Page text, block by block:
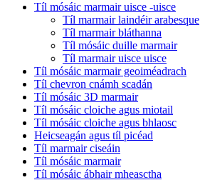
Tíl mósáic marmair uisce -uisce
Tíl marmair laindéir arabesque
Tíl marmair bláthanna
Tíl mósáic duille marmair
Tíl marmair uisce uisce
Tíl mósáic marmair geoiméadrach
Tíl chevron cnámh scadán
Tíl mósáic 3D marmair
Tíl mósáic cloiche agus miotail
Tíl mósáic cloiche agus bhlaosc
Heicseagán agus tíl picéad
Tíl marmair ciseáin
Tíl mósáic marmair
Tíl mósáic ábhair mheasctha